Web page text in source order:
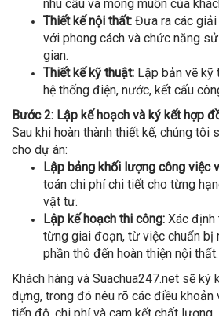
nhu cầu và mong muốn của
Thiết kế nội thất: Đưa ra các giải
với phong cách và chức năng
gian.
Thiết kế kỹ thuật: Lập bản vẽ kỹ
hệ thống điện, nước, kết cấu
Bước 2: Lập kế hoạch và ký kết hợp
Sau khi hoàn thành thiết kế, chúng tôi
cho dự án:
Lập bảng khối lượng công việc
toán chi phí chi tiết cho từng
vật tư.
Lập kế hoạch thi công: Xác định
từng giai đoạn, từ việc chuẩn bị
phần thô đến hoàn thiện nội thất.
Khách hàng và Suachua247.net sẽ ký
dựng, trong đó nêu rõ các điều khoản
tiến độ, chi phí và cam kết chất lượng.